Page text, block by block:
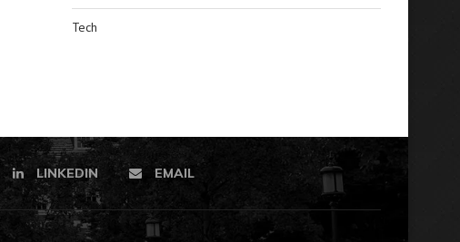
Tech
LINKEDIN EMAIL